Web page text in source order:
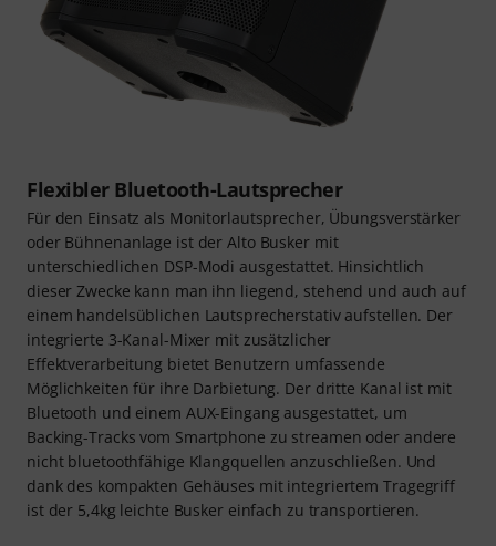
Flexibler Bluetooth-Lautsprecher
Für den Einsatz als Monitorlautsprecher, Übungsverstärker
oder Bühnenanlage ist der Alto Busker mit
unterschiedlichen DSP-Modi ausgestattet. Hinsichtlich
dieser Zwecke kann man ihn liegend, stehend und auch auf
einem handelsüblichen Lautsprecherstativ aufstellen. Der
integrierte 3-Kanal-Mixer mit zusätzlicher
Effektverarbeitung bietet Benutzern umfassende
Möglichkeiten für ihre Darbietung. Der dritte Kanal ist mit
Bluetooth und einem AUX-Eingang ausgestattet, um
Backing-Tracks vom Smartphone zu streamen oder andere
nicht bluetoothfähige Klangquellen anzuschließen. Und
dank des kompakten Gehäuses mit integriertem Tragegriff
ist der 5,4kg leichte Busker einfach zu transportieren.